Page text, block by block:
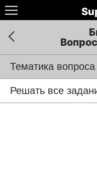
Тематика вопроса
Решать все